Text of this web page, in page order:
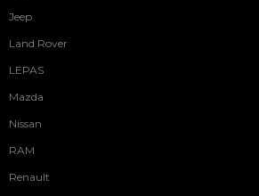
Jeep
Land Rover
LEPAS
Mazda
Nissan
RAM
Renault